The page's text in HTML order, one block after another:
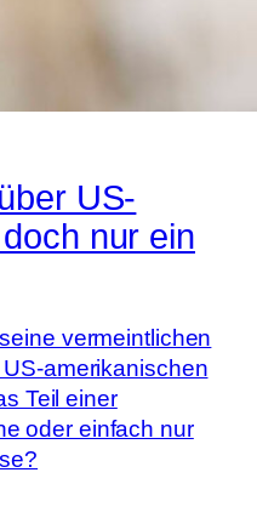
US-
nur ein
vermeintlichen
amerikanischen
Teil einer
oder einfach nur